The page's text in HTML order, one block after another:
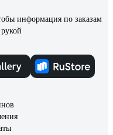
информация по заказам